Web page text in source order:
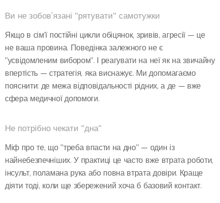
Ви не зобовʼязані "рятувати" самотужки
Якщо в сім'ї постійні цикли обіцянок, зривів, агресії — це
не ваша провина. Поведінка залежного не є
"усвідомленим вибором". І реагувати на неї як на звичайну
впертість — стратегія, яка виснажує. Ми допомагаємо
пояснити: де межа відповідальності рідних, а де — вже
сфера медичної допомоги.
Не потрібно чекати "дна"
Міф про те, що "треба впасти на дно" — один із
найнебезпечніших. У практиці це часто вже втрата роботи,
інсульт, поламана рука або повна втрата довіри. Краще
діяти тоді, коли ще збережений хоча б базовий контакт.